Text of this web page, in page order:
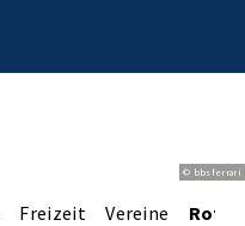
© bbsferrari
Freizeit Vereine